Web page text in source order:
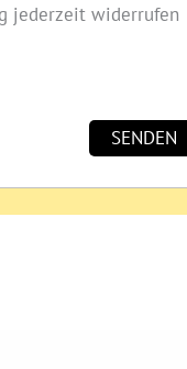
jederzeit widerrufen